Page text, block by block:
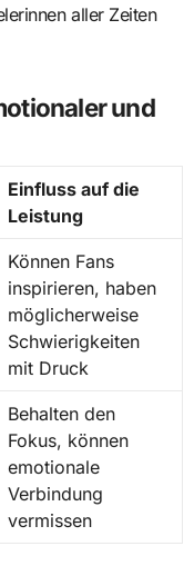
aller Zeiten
und
Einfluss auf die
Leistung
Können Fans
inspirieren, haben
möglicherweise
Schwierigkeiten
mit Druck
Behalten den
Fokus, können
emotionale
Verbindung
vermissen